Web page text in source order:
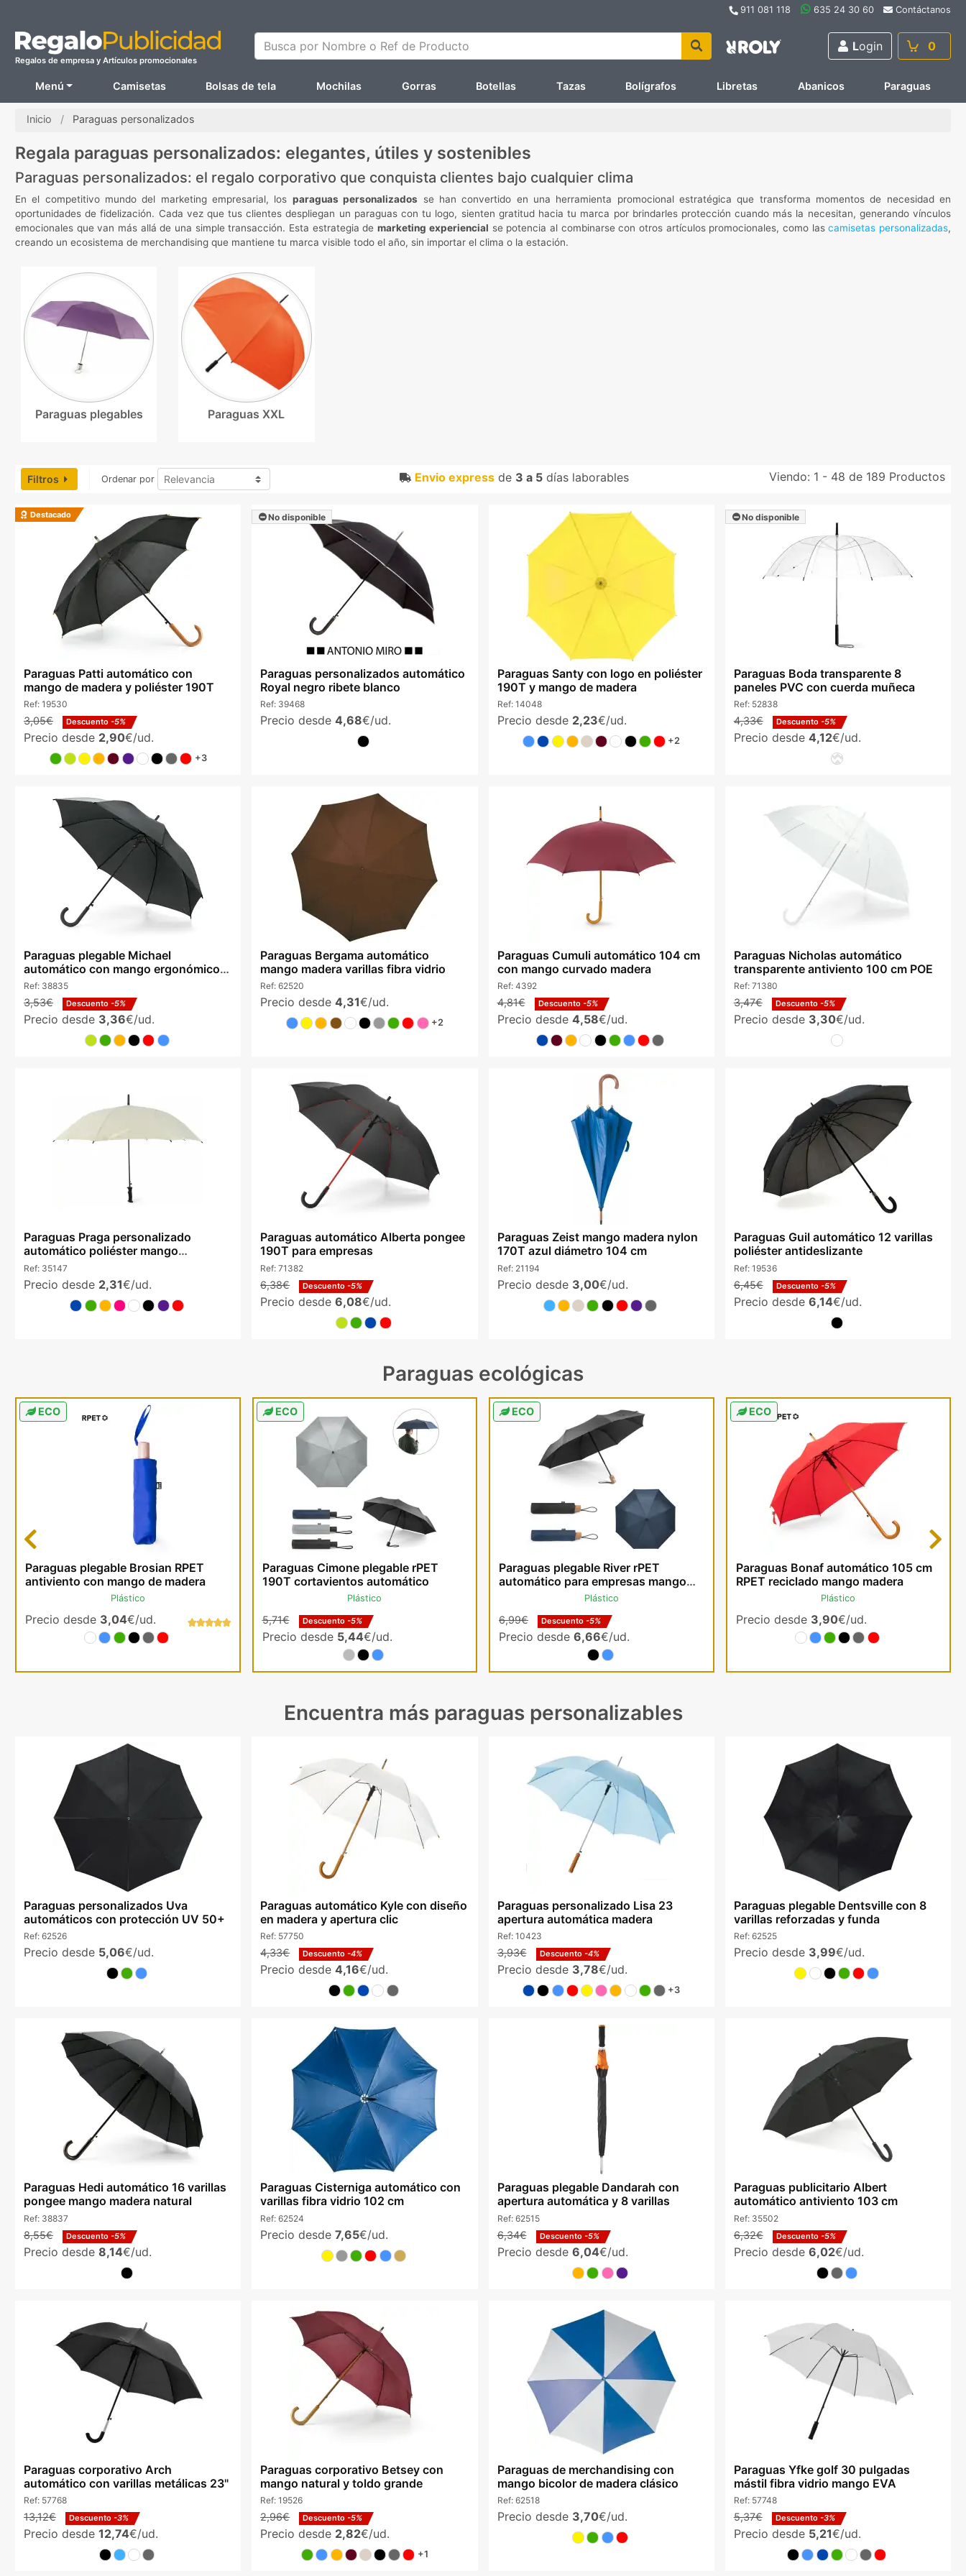
911 081 118 635 24 30 60 Contáctanos
Regalos de empresa y Artículos promocionales
Busca por Nombre o Ref de Producto Login 0
Menú Camisetas Bolsas de tela Mochilas Gorras Botellas Tazas Bolígrafos Libretas Abanicos Paraguas
Inicio Paraguas personalizados
Regala paraguas personalizados: elegantes, útiles y sostenibles
Paraguas personalizados: el regalo corporativo que conquista clientes bajo cualquier clima
En el competitivo mundo del marketing empresarial, los paraguas personalizados se han convertido en una herramienta promocional estratégica que transforma momentos de necesidad en
oportunidades de fidelización. Cada vez que tus clientes despliegan un paraguas con tu logo, sienten gratitud hacia tu marca por brindarles protección cuando más la necesitan, generando vínculos
emocionales que van más allá de una simple transacción. Esta estrategia demarketing experiencial se potencia al combinarse con otros artículos promocionales, como lascamisetas personalizadas,
creando un ecosistema de merchandising que mantiene tu marca visible todo el año, sin importar el clima o la estación.
Paraguas plegables Paraguas XXL
Filtros Ordenar por Envio express de 3 a 5 días laborables Viendo: 1 - 48 de 189 Productos
Destacado
Paraguas Patti automático con
mango de madera y poliéster 190T
Ref: 19530
3,05€ Descuento -5%
Precio desde 2,90€/ud.
+3
No disponible
Paraguas personalizados automático
Royal negro ribete blanco
Ref: 39468
Precio desde4,68€/ud.
Paraguas Santy con logo en poliéster
190T y mango de madera
Ref: 14048
Precio desde 2,23€/ud.
+2
No disponible
Paraguas Boda transparente 8
paneles PVC con cuerda muñeca
Ref: 52838
4,33€ Descuento -5%
Precio desde 4,12€/ud.
Paraguas plegable Michael
automático con mango ergonómico
de goma
Ref: 38835
3,53€ Descuento -5%
Precio desde 3,36€/ud.
Paraguas Bergama automático
mango madera varillas fibra vidrio
Ref:62520
Precio desde4,31€/ud.
+2
Paraguas Cumuli automático 104 cm
con mango curvado madera
Ref: 4392
4,81€ Descuento -5%
Precio desde 4,58€/ud.
Paraguas Nicholas automático
transparente antiviento 100 cm POE
Ref: 71380
3,47€ Descuento -5%
Precio desde 3,30€/ud.
Paraguas Praga personalizado
automático poliéster mango
antideslizante
Ref: 35147
Precio desde 2,31€/ud.
Paraguas automático Alberta pongee
190T para empresas
Ref:71382
6,38€ Descuento -5%
Precio desde6,08€/ud.
Paraguas Zeist mango madera nylon
170T azul diámetro 104 cm
Ref: 21194
Precio desde 3,00€/ud.
Paraguas Guil automático 12 varillas
poliéster antideslizante
Ref: 19536
6,45€ Descuento -5%
Precio desde 6,14€/ud.
Paraguas ecológicas
ECO
Paraguas plegable Brosian RPET
antiviento con mango de madera
Plástico
Precio desde 3,04€/ud.
ECO
Paraguas Cimone plegable rPET
190T cortavientos automático
Plástico
5,71€ Descuento -5%
Precio desde 5,44€/ud.
ECO
Paraguas plegable River rPET
automático para empresas mango
Plástico
6,99€ Descuento -5%
Precio desde 6,66€/ud.
ECO
Paraguas Bonaf automático 105 cm
RPET reciclado mango madera
Plástico
Precio desde 3,90€/ud.
Previous Next
Encuentra más paraguas personalizables
Paraguas personalizados Uva
automáticos con protección UV 50+
Ref: 62526
Precio desde 5,06€/ud.
Paraguas automático Kyle con diseño
en madera y apertura clic
Ref: 57750
4,33€ Descuento -4%
Precio desde4,16€/ud.
Paraguas personalizado Lisa 23
apertura automática madera
Ref: 10423
3,93€ Descuento -4%
Precio desde 3,78€/ud.
+3
Paraguas plegable Dentsville con 8
varillas reforzadas y funda
Ref: 62525
Precio desde 3,99€/ud.
Paraguas Hedi automático 16 varillas
pongee mango madera natural
Ref: 38837
8,55€ Descuento -5%
Precio desde 8,14€/ud.
Paraguas Cisterniga automático con
varillas fibra vidrio 102 cm
Ref:62524
Precio desde7,65€/ud.
Paraguas plegable Dandarah con
apertura automática y 8 varillas
Ref: 62515
6,34€ Descuento -5%
Precio desde 6,04€/ud.
Paraguas publicitario Albert
automático antiviento 103 cm
Ref: 35502
6,32€ Descuento -5%
Precio desde 6,02€/ud.
Paraguas corporativo Arch
automático con varillas metálicas 23"
Ref: 57768
13,12€ Descuento -3%
Precio desde 12,74€/ud.
Paraguas corporativo Betsey con
mango natural y toldo grande
Ref:19526
2,96€ Descuento -5%
Precio desde 2,82€/ud.
+1
Paraguas de merchandising con
mango bicolor de madera clásico
Ref: 62518
Precio desde 3,70€/ud.
Paraguas Yfke golf 30 pulgadas
mástil fibra vidrio mango EVA
Ref: 57748
5,37€ Descuento -3%
Precio desde 5,21€/ud.